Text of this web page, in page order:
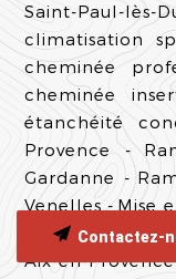
Saint-Paul-lès-
climatisation
cheminée
cheminée
étanchéité
Provence
Gardanne
Venelles
Mise
ancienne
Aix-en-Provence
Contactez-